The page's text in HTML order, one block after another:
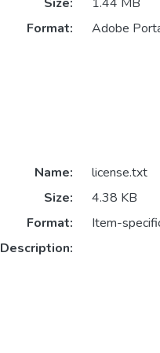
Format:
Adobe
Name:
license.txt
Size:
4.38 KB
Format:
Item-
Description: